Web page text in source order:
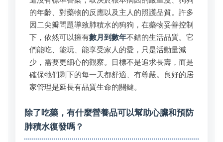
的年齡、對藥物的反應以及主人的照護品質。許多
因二尖瓣問題導致肺積水的狗狗，在藥物妥善控制
下，依然可以擁有數月到數年不錯的生活品質。它
們能吃、能玩、能享受家人的愛，只是活動量減
少，需要更細心的觀察。目標不是追求長壽，而是
確保牠們剩下的每一天都舒適、有尊嚴。良好的居
家管理是延長有品質生命的關鍵。
除了吃藥，有什麼營養品可以幫助心臟和預防
肺積水復發嗎？